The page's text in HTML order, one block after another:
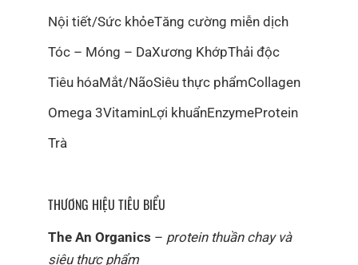
Nội tiết/Sức khỏeTăng cường miễn dịch
Tóc – Móng – DaXương KhớpThải độc
Tiêu hóaMắt/NãoSiêu thực phẩmCollagen
Omega 3VitaminLợi khuẩnEnzymeProtein
Trà
THƯƠNG HIỆU TIÊU BIỂU
The An Organics – protein thuần chay và
siêu thực phẩm